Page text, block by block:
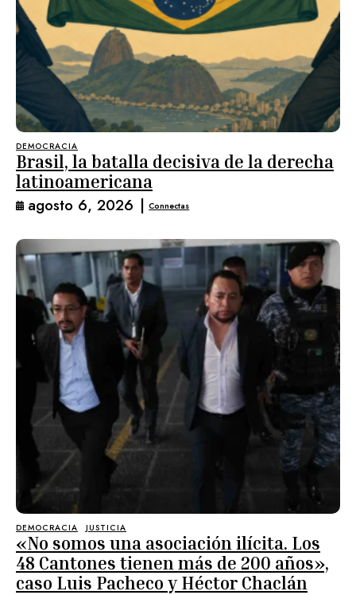
DEMOCRACIA
Brasil, la batalla decisiva de la derecha
latinoamericana
agosto 6, 2026 | Connectas
DEMOCRACIA JUSTICIA
«No somos una asociación ilícita. Los
48 Cantones tienen más de 200 años»,
caso Luis Pacheco y Héctor Chaclán